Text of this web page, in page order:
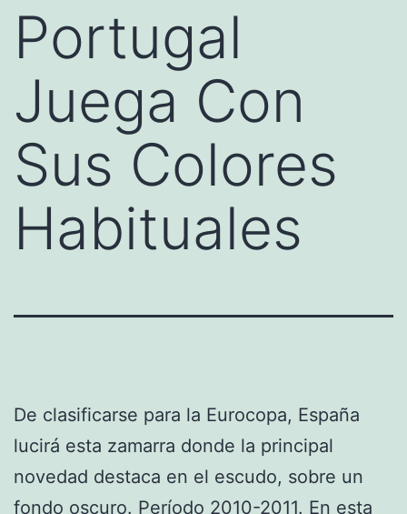
Portugal
Juega Con
Sus Colores
Habituales
De clasificarse para la Eurocopa, España
lucirá esta zamarra donde la principal
novedad destaca en el escudo, sobre un
fondo oscuro. Período 2010-2011. En esta